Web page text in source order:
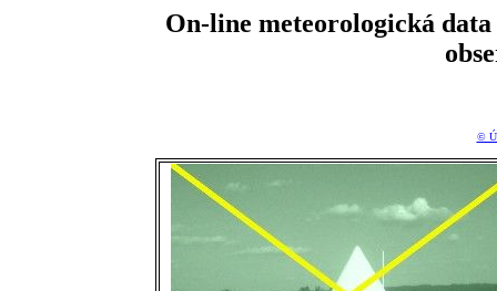
On-line meteorologická
©